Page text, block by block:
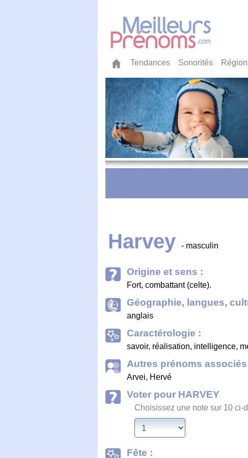
Tendances Sonorités
Harvey - masculin
Origine et sens :
Fort, combattant (celte).
Géographie, langues,
anglais
Caractérologie :
savoir, réalisation, intelligence,
Autres prénoms associés
Arvei, Hervé
Voter pour HARVEY
Choisissez une note sur 10 ci-
Fête :